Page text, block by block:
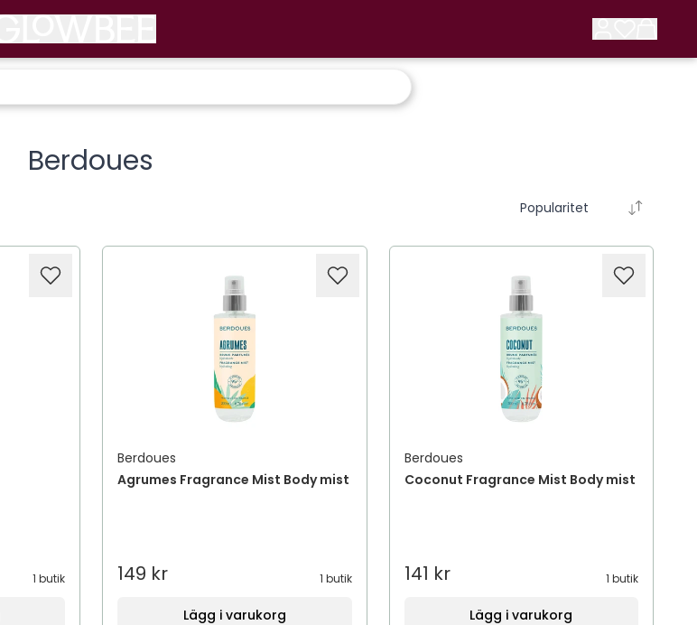
Berdoues
Popularitet
1 butik
Berdoues
Agrumes Fragrance Mist Body mist
149 kr 1 butik
Lägg i varukorg
Berdoues
Coconut Fragrance Mist Body mist
141 kr 1 butik
Lägg i varukorg